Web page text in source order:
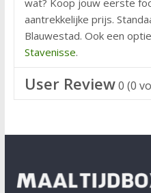
aantrekkelijke prijs.
Blauwestad. Ook een
Stavenisse.
User Review0 (0